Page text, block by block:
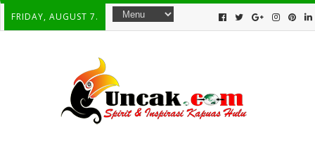
FRIDAY, AUGUST 7.